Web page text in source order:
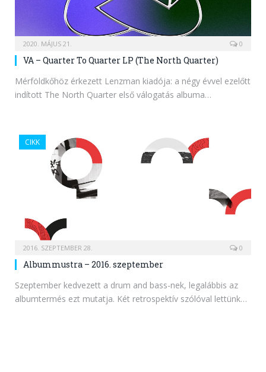
2020. MÁJUS 21. 0
VA – Quarter To Quarter LP (The North Quarter)
Mérföldkőhöz érkezett Lenzman kiadója: a négy évvel ezelőtt
indított The North Quarter első válogatás albuma…
CIKK
2016. SZEPTEMBER 28. 0
Albummustra – 2016. szeptember
Szeptember kedvezett a drum and bass-nek, legalábbis az
albumtermés ezt mutatja. Két retrospektív szólóval lettünk…